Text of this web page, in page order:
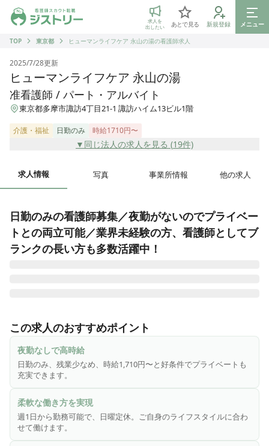
ジストリー 看護師の転職マッチング
求人を
出したい
あとで見る 新規登録
メニュー
TOP
東京都 ヒューマンライフケア 永山の湯の看護師求人
2025/7/28更新
ヒューマンライフケア 永山の湯
准看護師 / パート・アルバイト
東京都多摩市諏訪4丁目21-1 諏訪ハイム13ビル1階
介護・福祉 日勤のみ 時給1710円〜
▼同じ法人の求人を見る (19件)
求人情報 写真 事業所情報 他の求人
日勤のみの看護師募集／夜勤がないのでプライベー
トとの両立可能／業界未経験の方、看護師としてブ
ランクの長い方も多数活躍中！
デイサービスにおける看護業務全般をお任せします。
・ご利用者の健康管理、服薬管理
・傷や褥瘡(床ずれ)処置、浴後の軟膏塗布、爪切り
・機能訓練の計画策定や訓練実務、モニタリング
・口腔機能の計画策定・訓練実務、モニタリング
・介護業務の補助
・各種記録
・ご利用者やご家族への相談援助
・その他、上記に付帯する業務
この求人のおすすめポイント
夜勤なしで高時給
日勤のみ、残業少なめ、時給1,710円〜と好条件でプライベートも
充実できます。
柔軟な働き方を実現
週1日から勤務可能で、日曜定休。ご自身のライフスタイルに合わ
せて働けます。